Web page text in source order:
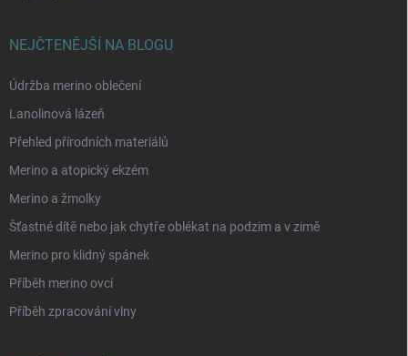
NEJČTENĚJŠÍ NA BLOGU
Údržba merino oblečení
Lanolinová lázeň
Přehled přírodních materiálů
Merino a atopický ekzém
Merino a žmolky
Šťastné dítě nebo jak chytře oblékat na podzim a v zimě
Merino pro klidný spánek
Příběh merino ovcí
Příběh zpracování vlny